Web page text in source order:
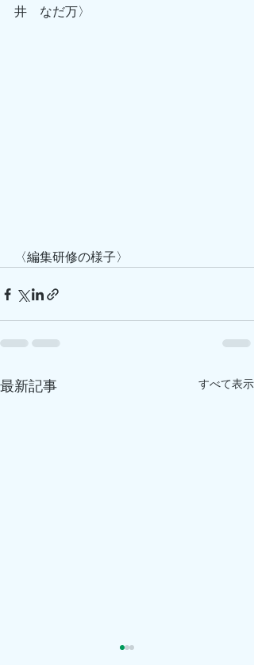
井　なだ万〉
〈編集研修の様子〉
最新記事 すべて表示